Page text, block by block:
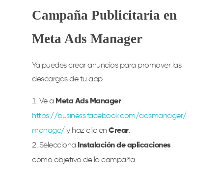
Campaña Publicitaria en
Meta Ads Manager
Ya puedes crear anuncios para promover las
descargas de tu app.
Ve a Meta Ads Manager
https://business.facebook.com/adsmanager/
manage/ y haz clic en Crear.
Selecciona Instalación de aplicaciones
como objetivo de la campaña.